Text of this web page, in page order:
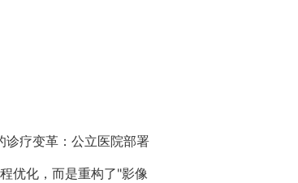
诊疗变革：公立医院部署
优化，而是重构了"影像